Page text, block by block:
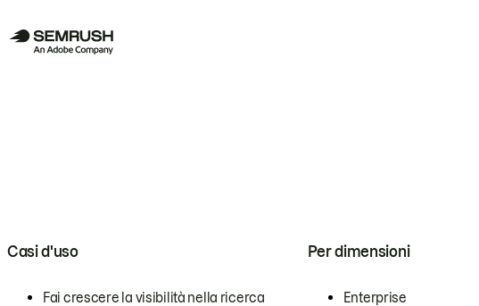
Casi d'uso
Fai crescere la visibilità nella ricerca
Per dimensioni
Enterprise